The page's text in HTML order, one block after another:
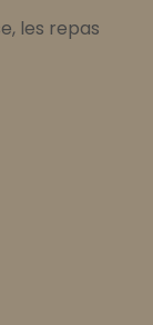
les repas